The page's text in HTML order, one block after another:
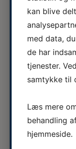
Hvidsten
13.07.2026
Det blev et
kan blive
med data,
de har
tjenester.
samtykke til
Læs mere
behandling
hjemmeside.